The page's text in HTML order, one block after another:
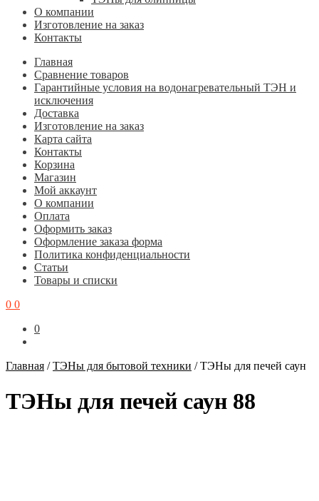
О компании
Изготовление на заказ
Контакты
Главная
Cравнение товаров
Гарантийные условия на водонагревательный ТЭН и
исключения
Доставка
Изготовление на заказ
Карта сайта
Контакты
Корзина
Магазин
Мой аккаунт
О компании
Оплата
Оформить заказ
Оформление заказа форма
Политика конфиденциальности
Статьи
Товары и списки
0 0
0
Главная /ТЭНы для бытовой техники /ТЭНы для печей саун
ТЭНы для печей саун 88